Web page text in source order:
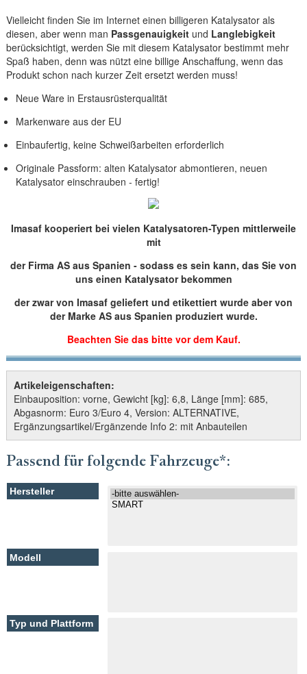
Vielleicht finden Sie im Internet einen billigeren Katalysator als
diesen, aber wenn man Passgenauigkeit und Langlebigkeit
berücksichtigt, werden Sie mit diesem Katalysator bestimmt mehr
Spaß haben, denn was nützt eine billige Anschaffung, wenn das
Produkt schon nach kurzer Zeit ersetzt werden muss!
Neue Ware in Erstausrüsterqualität
Markenware aus der EU
Einbaufertig, keine Schweißarbeiten erforderlich
Originale Passform: alten Katalysator abmontieren, neuen
Katalysator einschrauben - fertig!
Imasaf kooperiert bei vielen Katalysatoren-Typen mittlerweile
mit
der Firma AS aus Spanien - sodass es sein kann, das Sie von
uns einen Katalysator bekommen
der zwar von Imasaf geliefert und etikettiert wurde aber von
der Marke AS aus Spanien produziert wurde.
Beachten Sie das bitte vor dem Kauf.
Artikeleigenschaften:
Einbauposition: vorne, Gewicht [kg]: 6,8, Länge [mm]: 685,
Abgasnorm: Euro 3/Euro 4, Version: ALTERNATIVE,
Ergänzungsartikel/Ergänzende Info 2: mit Anbauteilen
Passend für folgende Fahrzeuge*: